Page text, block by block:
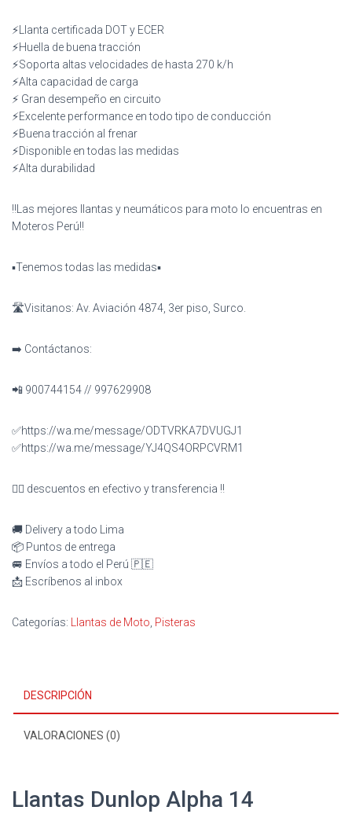
⚡️Llanta certificada DOT y ECER
⚡️Huella de buena tracción
⚡️Soporta altas velocidades de hasta 270 k/h
⚡️Alta capacidad de carga
⚡️ Gran desempeño en circuito
⚡️Excelente performance en todo tipo de conducción
⚡️Buena tracción al frenar
⚡️Disponible en todas las medidas
⚡️Alta durabilidad
‼️Las mejores llantas y neumáticos para moto lo encuentras en
Moteros Perú‼️
▪️Tenemos todas las medidas▪️
🛣️Visitanos: Av. Aviación 4874, 3er piso, Surco.
➡️ Contáctanos:
📲 900744154 // 997629908
✅https://wa.me/message/ODTVRKA7DVUGJ1
✅https://wa.me/message/YJ4QS4ORPCVRM1
👉🏻 descuentos en efectivo y transferencia ‼️
🚚 Delivery a todo Lima
📦 Puntos de entrega
🚐 Envíos a todo el Perú 🇵🇪
📩 Escríbenos al inbox
Categorías: Llantas de Moto, Pisteras
DESCRIPCIÓN
VALORACIONES (0)
Llantas Dunlop Alpha 14